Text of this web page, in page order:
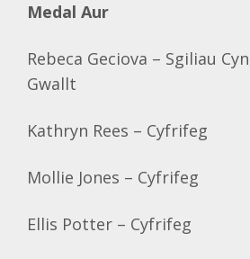
Medal Aur
Rebeca Geciova – Sgiliau
Gwallt
Kathryn Rees – Cyfrifeg
Mollie Jones – Cyfrifeg
Ellis Potter – Cyfrifeg